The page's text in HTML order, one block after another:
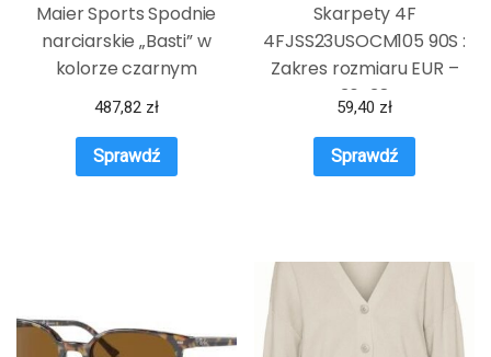
Maier Sports Spodnie
narciarskie „Basti” w
kolorze czarnym
487,82 zł
Sprawdź
Skarpety 4F
4FJSS23USOCM105 90S :
Zakres rozmiaru EUR –
36-38
59,40 zł
Sprawdź